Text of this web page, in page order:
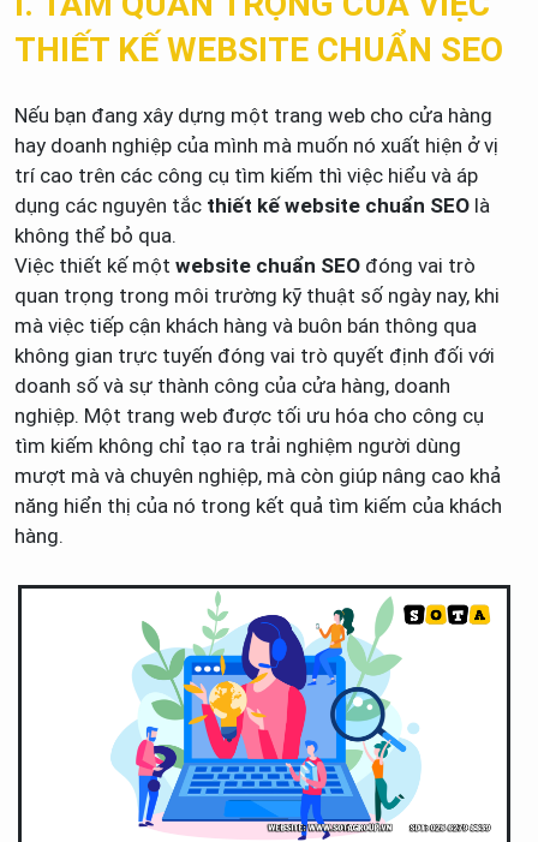
THIẾT KẾ WEBSITE CHUẨN SEO
Nếu bạn đang xây dựng một trang web cho cửa hàng
hay doanh nghiệp của mình mà muốn nó xuất hiện ở vị
trí cao trên các công cụ tìm kiếm thì việc hiểu và áp
dụng các nguyên tắc thiết kế website chuẩn SEO là
không thể bỏ qua.
Việc thiết kế mộtwebsite chuẩn SEO đóng vai trò
quan trọng trong môi trường kỹ thuật số ngày nay, khi
mà việc tiếp cận khách hàng và buôn bán thông qua
không gian trực tuyến đóng vai trò quyết định đối với
doanh số và sự thành công của cửa hàng, doanh
nghiệp. Một trang web được tối ưu hóa cho công cụ
tìm kiếm không chỉ tạo ra trải nghiệm người dùng
mượt mà và chuyên nghiệp, mà còn giúp nâng cao khả
năng hiển thị của nó trong kết quả tìm kiếm của khách
hàng.